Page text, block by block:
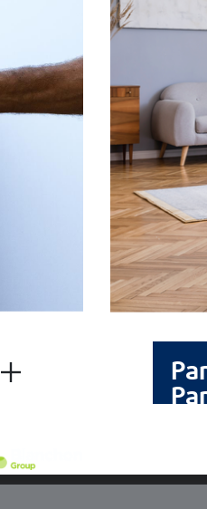
Mentions Légales
Politique de cookies
Politique de protection
REJOIGNEZ-NOUS